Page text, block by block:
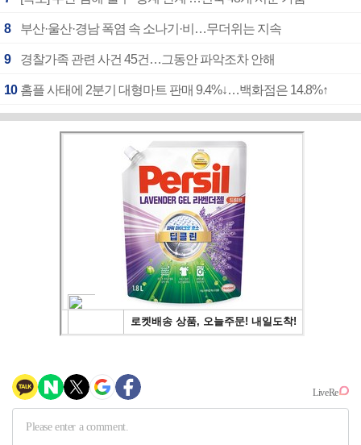
8 부산·울산·경남 폭염 속 소나기·비…무더위는 지속
9 경찰가족 관련 사건 45건…그동안 파악조차 안해
10 홈플 사태에 2분기 대형마트 판매 9.4%↓…백화점은 14.8%↑